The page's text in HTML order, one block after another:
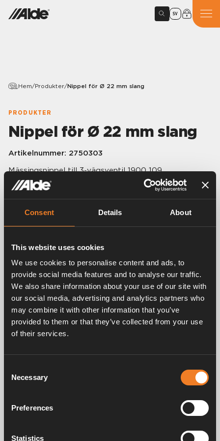
Consent Details About
This website uses cookies
We use cookies to personalise content and ads, to
provide social media features and to analyse our traffic.
We also share information about your use of our site with
our social media, advertising and analytics partners who
may combine it with other information that you’ve
provided to them or that they’ve collected from your use
of their services.
Selection
Necessary
Preferences
Statistics
SV
Hem/Produkter/Nippel för Ø 22 mm slang
PRODUKTER
Nippel för Ø 22 mm slang
Artikelnummer: 2750303
Mässingsnippel till 3-vägsventil 1900 109.
Ø 22 – 1/2” R utv.
Relaterade produkter
Frågor & svar